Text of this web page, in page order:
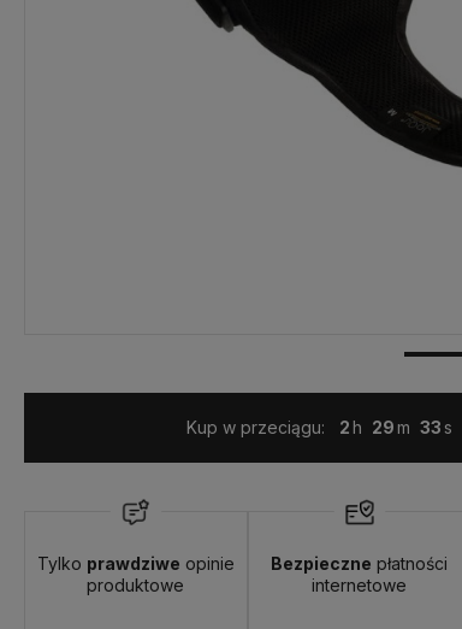
Kup w przeciągu: 2 29 32
Tylko prawdziwe opinie
produktowe
Bezpieczne płatności
internetowe
- InPost Paczkomaty 24/7